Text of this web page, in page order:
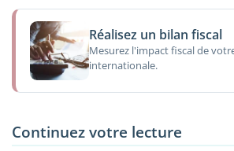
Réalisez un bilan fiscal
Mesurez l'impact fiscal de
internationale.
Continuez votre lecture